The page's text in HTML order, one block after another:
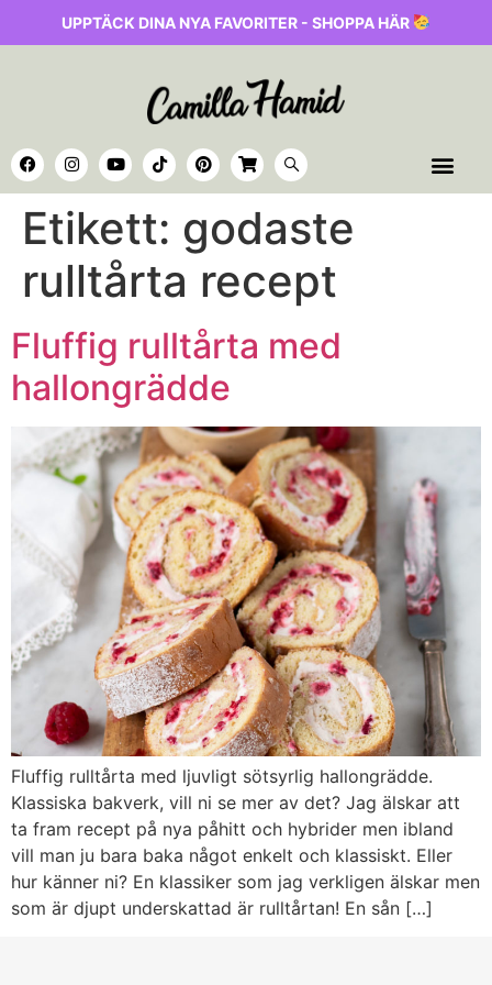
UPPTÄCK DINA NYA FAVORITER - SHOPPA HÄR
Etikett: godaste
rulltårta recept
Fluffig rulltårta med
hallongrädde
Fluffig rulltårta med ljuvligt sötsyrlig hallongrädde.
Klassiska bakverk, vill ni se mer av det? Jag älskar att
ta fram recept på nya påhitt och hybrider men ibland
vill man ju bara baka något enkelt och klassiskt. Eller
hur känner ni? En klassiker som jag verkligen älskar men
som är djupt underskattad är rulltårtan! En sån […]